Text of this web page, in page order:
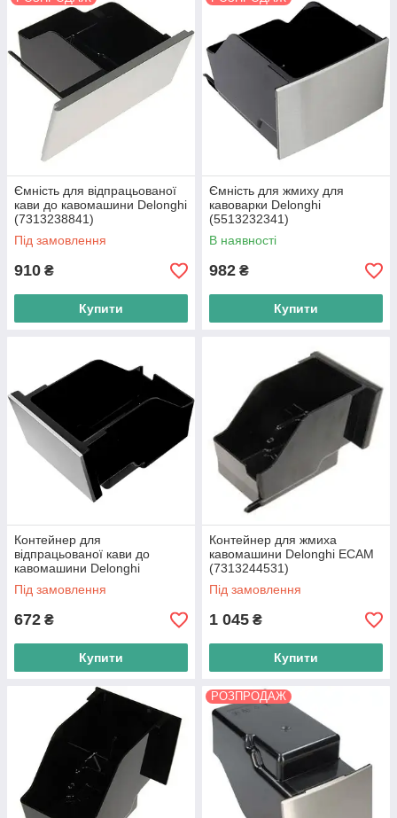
Ємність для відпрацьованої
кави до кавомашини Delonghi
(7313238841)
Під замовлення
910 ₴
Купити
Ємність для жмиху для
кавоварки Delonghi
(5513232341)
В наявності
982 ₴
Купити
Контейнер для
відпрацьованої кави до
кавомашини Delonghi
(7313235421)
Під замовлення
672 ₴
Купити
Контейнер для жмиха
кавомашини Delonghi ECAM
(7313244531)
Під замовлення
1 045 ₴
Купити
РОЗПРОДАЖ